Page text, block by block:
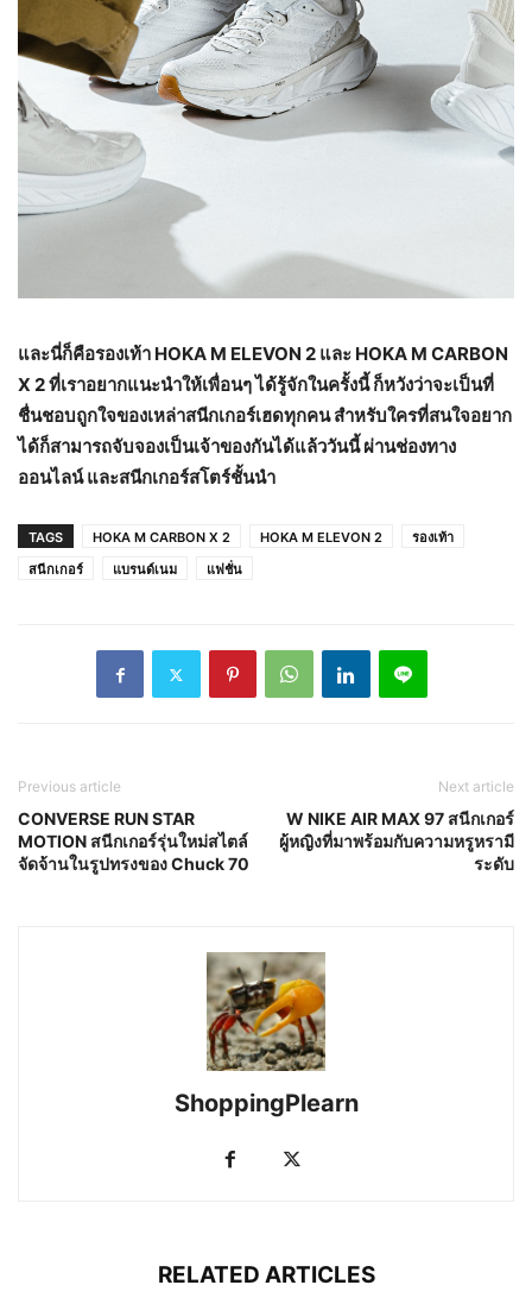
และนี่ก็คือรองเท้า HOKA M ELEVON 2 และ HOKA M CARBON
X 2 ที่เราอยากแนะนำให้เพื่อนๆ ได้รู้จักในครั้งนี้ ก็หวังว่าจะเป็นที่
ชื่นชอบถูกใจของเหล่าสนีกเกอร์เฮดทุกคน สำหรับใครที่สนใจอยาก
ได้ก็สามารถจับจองเป็นเจ้าของกันได้แล้ววันนี้ ผ่านช่องทาง
ออนไลน์ และสนีกเกอร์สโตร์ชั้นนำ
TAGS HOKA M CARBON X 2 HOKA M ELEVON 2
รองเท้า
สนีกเกอร์
แบรนด์เนม แฟชั่น
Previous article
CONVERSE RUN STAR
MOTION สนีกเกอร์รุ่นใหม่สไตล์
จัดจ้านในรูปทรงของ Chuck 70
Next article
W NIKE AIR MAX 97 สนีกเกอร์
ผู้หญิงที่มาพร้อมกับความหรูหรามี
ระดับ
ShoppingPlearn
RELATED ARTICLES